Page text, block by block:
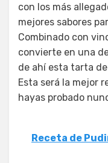
con los más
mejores sabores
Combinado con
convierte en una
de ahí esta tarta
Esta será la mejor
hayas probado
Receta de